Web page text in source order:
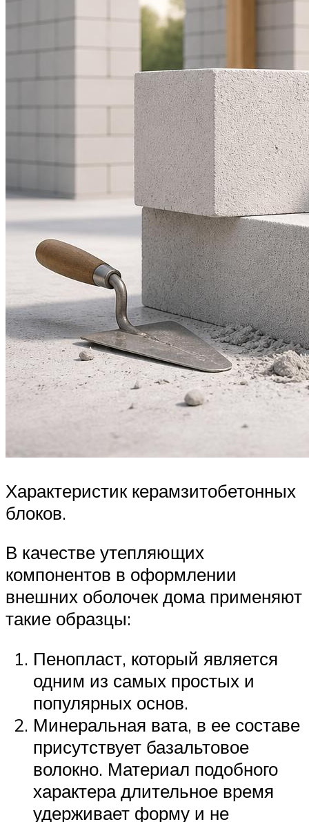
Характеристик керамзитобетонных
блоков.
В качестве утепляющих
компонентов в оформлении
внешних оболочек дома применяют
такие образцы:
Пенопласт, который является
одним из самых простых и
популярных основ.
Минеральная вата, в ее составе
присутствует базальтовое
волокно. Материал подобного
характера длительное время
удерживает форму и не